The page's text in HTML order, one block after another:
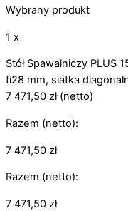
Wybrany produkt
1 x
Stół Spawalniczy PLUS
fi28 mm, siatka
7 471,50 zł(netto)
Razem (netto):
7 471,50 zł
Razem (netto):
7 471,50 zł